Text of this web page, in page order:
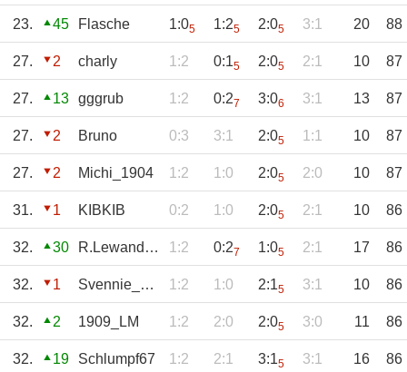
23. 45 Flasche 1:05 1:25 2:05 3:1 20 88
27. 2 charly 1:2 0:15 2:05 2:1 10 87
27. 13 gggrub 1:2 0:27 3:06 3:1 13 87
27. 2 Bruno 0:3 3:1 2:05 1:1 10 87
27. 2 Michi_1904 1:2 1:0 2:05 2:0 10 87
31. 1 KIBKIB 0:2 1:0 2:05 2:1 10 86
32. 30 R.Lewandowski 1:2 0:27 1:05 2:1 17 86
32. 1 Svennie_1970 1:2 1:0 2:15 3:1 10 86
32. 2 1909_LM 1:2 2:0 2:05 3:0 11 86
32. 19 Schlumpf67 1:2 2:1 3:15 3:1 16 86